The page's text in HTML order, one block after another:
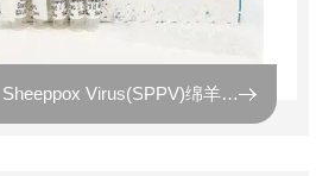
Sheeppox Virus(SPPV)绵羊痘病毒探针法荧光定量PCR试剂盒